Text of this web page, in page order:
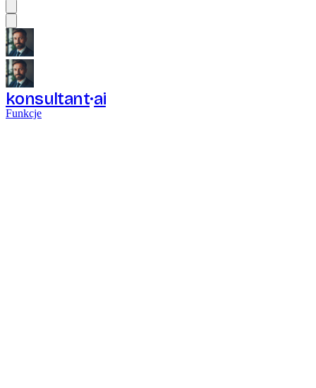
konsultant ai
Funkcje